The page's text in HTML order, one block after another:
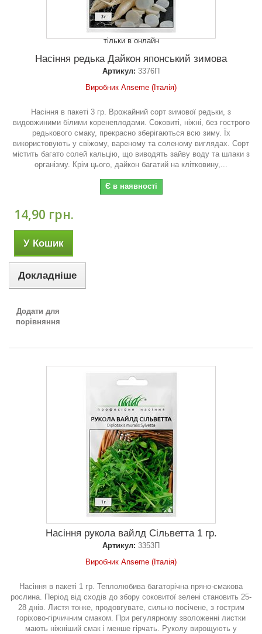
тільки в онлайн
Насіння редька Дайкон японський зимова
Артикул: 3376П
Виробник Anseme (Італія)
Насіння в пакеті 3 гр. Врожайний сорт зимової редьки, з
видовжиними білими коренеплодами. Соковиті, ніжні, без гострого
редькового смаку, прекрасно зберігаються всю зиму. Їх
використовують у свіжому, вареному та соленому виглядах. Сорт
містить багато солей кальцію, що виводять зайву воду та шлаки з
організму. Крім цього, дайкон багатий на клітковину,...
Є в наявності
14,90 грн.
У Кошик
Докладніше
Додати для
порівняння
Насіння рукола вайлд Сільветта 1 гр.
Артикул: 3353П
Виробник Anseme (Італія)
Насіння в пакеті 1 гр. Теплолюбива багаторічна пряно-смакова
рослина. Період від сходів до збору соковитої зелені становить 25-
28 днів. Листя тонке, продовгувате, сильно посічене, з гострим
горіхово-гірчичним смаком. При регулярному зволоженні листки
мають ніжніший смак і менше гірчать. Руколу вирощують у